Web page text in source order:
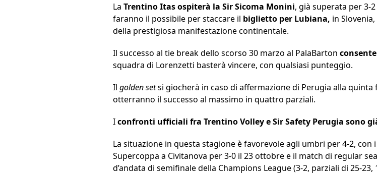
La Trentino Itas ospiterà la Sir Sicoma Monini, già superata per 3-
faranno il possibile per staccare il biglietto per Lubiana, in
della prestigiosa manifestazione continentale.
Il successo al tie break dello scorso 30 marzo al PalaBarton
squadra di Lorenzetti basterà vincere, con qualsiasi punteggio.
Il golden setsi giocherà in caso di affermazione di Perugia alla
otterranno il successo al massimo in quattro parziali.
Iconfronti ufficiali fra Trentino Volley eSir Safety Perugia sono
La situazione in questa stagione è favorevole agli umbri per 4-2,
Supercoppa a Civitanova per 3-0 il 23 ottobre e il match di regular
d’andata di semifinale della Champions League (3-2, parziali di 25-23,